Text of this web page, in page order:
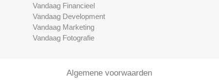
Vandaag Financieel
Vandaag Development
Vandaag Marketing
Vandaag Fotografie
Algemene voorwaarden